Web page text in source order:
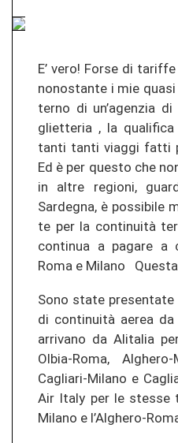
E’ vero! Forse di
no­no­stan­te i mie
ter­no di un’agen­zia
gliet­te­ria , la
tanti tanti viag­gi fatti
Ed è per ques­to che
in altre re­gio­ni,
Sarde­g­na, è pos­si­bi­le
te per la continuità
con­ti­nua a pa­ga­re a
Roma e Mi­la­no
Sono state
di continuità aerea da
ar­ri­va­no da Ali­ta­lia
Olbia-​Roma,
Cagliari-​Milano e
Air Italy per le st­es­se
Milano e l’Alghero-​